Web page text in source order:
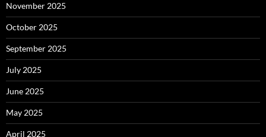
November 2025
October 2025
September 2025
July 2025
June 2025
May 2025
April 2025